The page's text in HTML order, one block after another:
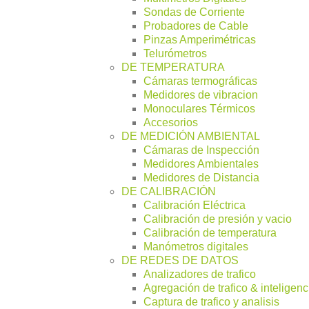
Sondas de Corriente
Probadores de Cable
Pinzas Amperimétricas
Telurómetros
DE TEMPERATURA
Cámaras termográficas
Medidores de vibracion
Monoculares Térmicos
Accesorios
DE MEDICIÓN AMBIENTAL
Cámaras de Inspección
Medidores Ambientales
Medidores de Distancia
DE CALIBRACIÓN
Calibración Eléctrica
Calibración de presión y vacio
Calibración de temperatura
Manómetros digitales
DE REDES DE DATOS
Analizadores de trafico
Agregación de trafico &
Captura de trafico y analisis